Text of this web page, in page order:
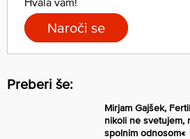
Naroči se
Preberi še:
Mirjam Gajšek,
nikoli ne svetujem,
spolnim odnosom«